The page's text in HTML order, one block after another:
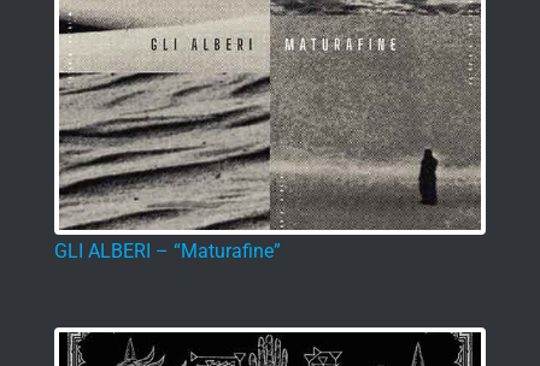
GLI ALBERI – “Maturafine”